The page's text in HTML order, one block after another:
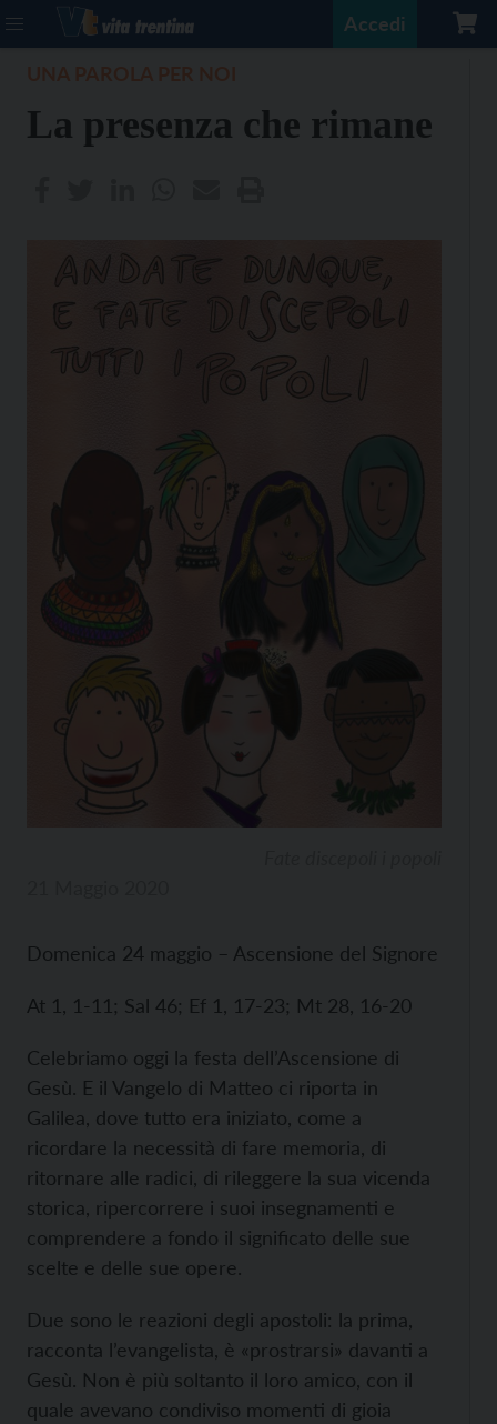
Accedi
La presenza che rimane
Domenica 24 maggio – Ascensione del Signore
At 1, 1-11; Sal 46; Ef 1, 17-23; Mt 28, 16-20
Celebriamo oggi la festa dell’Ascensione di
Gesù. E il Vangelo di Matteo ci riporta in
Galilea, dove tutto era iniziato, come a
ricordare la necessità di fare memoria, di
ritornare alle radici, di rileggere la sua vicenda
storica, ripercorrere i suoi insegnamenti e
comprendere a fondo il significato delle sue
scelte e delle sue opere.
Due sono le reazioni degli apostoli: la prima,
racconta l’evangelista, è «prostrarsi» davanti a
Gesù. Non è più soltanto il loro amico, con il
quale avevano condiviso momenti di gioia